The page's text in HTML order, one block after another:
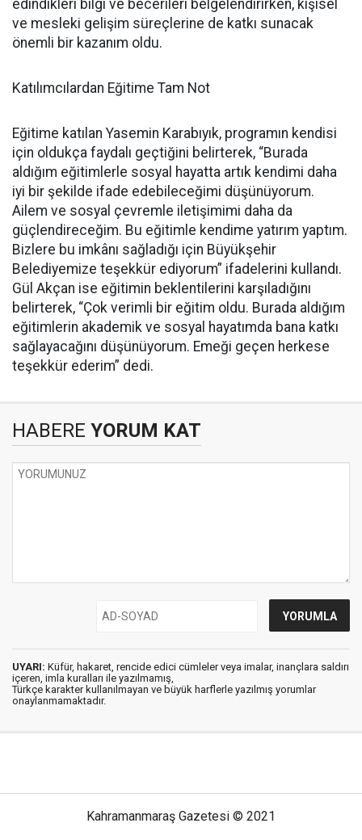
edindikleri bilgi ve becerileri belgelendirirken, kişisel
ve mesleki gelişim süreçlerine de katkı sunacak
önemli bir kazanım oldu.
Katılımcılardan Eğitime Tam Not
Eğitime katılan Yasemin Karabıyık, programın kendisi
için oldukça faydalı geçtiğini belirterek, “Burada
aldığım eğitimlerle sosyal hayatta artık kendimi daha
iyi bir şekilde ifade edebileceğimi düşünüyorum.
Ailem ve sosyal çevremle iletişimimi daha da
güçlendireceğim. Bu eğitimle kendime yatırım yaptım.
Bizlere bu imkânı sağladığı için Büyükşehir
Belediyemize teşekkür ediyorum” ifadelerini kullandı.
Gül Akçan ise eğitimin beklentilerini karşıladığını
belirterek, “Çok verimli bir eğitim oldu. Burada aldığım
eğitimlerin akademik ve sosyal hayatımda bana katkı
sağlayacağını düşünüyorum. Emeği geçen herkese
teşekkür ederim” dedi.
HABERE YORUM KAT
UYARI: Küfür, hakaret, rencide edici cümleler veya imalar, inançlara saldırı
içeren, imla kuralları ile yazılmamış,
Türkçe karakter kullanılmayan ve büyük harflerle yazılmış yorumlar
onaylanmamaktadır.
Kahramanmaraş Gazetesi © 2021